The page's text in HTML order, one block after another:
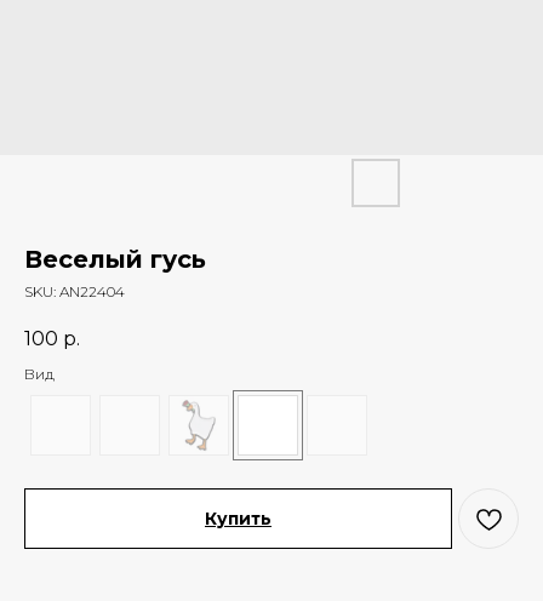
Веселый гусь
SKU: AN22404
100 р.
Вид
Купить